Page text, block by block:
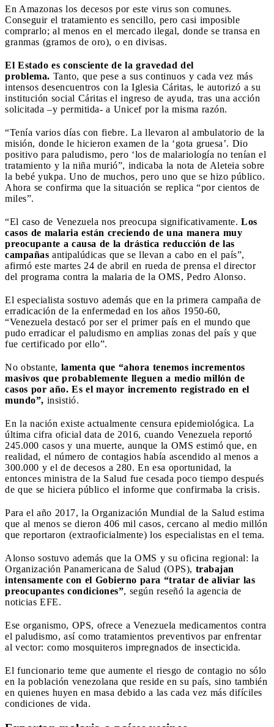
En Amazonas los decesos por este virus son comunes.
Conseguir el tratamiento es sencillo, pero casi imposible
comprarlo; al menos en el mercado ilegal, donde se transa en
granmas (gramos de oro), o en divisas.
El Estado es consciente de la gravedad del
problema. Tanto, que pese a sus continuos y cada vez más
intensos desencuentros con la Iglesia Cáritas, le autorizó a su
institución social Cáritas el ingreso de ayuda, tras una acción
solicitada –y permitida- a Unicef por la misma razón.
“Tenía varios días con fiebre. La llevaron al ambulatorio de la
misión, donde le hicieron examen de la ‘gota gruesa’. Dio
positivo para paludismo, pero ‘los de malariología no tenían el
tratamiento y la niña murió”, indicaba la nota de Aleteia sobre
la bebé yukpa. Uno de muchos, pero uno que se hizo público.
Ahora se confirma que la situación se replica “por cientos de
miles”.
“El caso de Venezuela nos preocupa significativamente. Los
casos de malaria están creciendo de una manera muy
preocupante a causa de la drástica reducción de las
campañas antipalúdicas que se llevan a cabo en el país”,
afirmó este martes 24 de abril en rueda de prensa el director
del programa contra la malaria de la OMS, Pedro Alonso.
El especialista sostuvo además que en la primera campaña de
erradicación de la enfermedad en los años 1950-60,
“Venezuela destacó por ser el primer país en el mundo que
pudo erradicar el paludismo en amplias zonas del país y que
fue certificado por ello”.
No obstante, lamenta que “ahora tenemos incrementos
masivos que probablemente lleguen a medio millón de
casos por año. Es el mayor incremento registrado en el
mundo”, insistió.
En la nación existe actualmente censura epidemiológica. La
última cifra oficial data de 2016, cuando Venezuela reportó
245.000 casos y una muerte, aunque la OMS estimó que, en
realidad, el número de contagios había ascendido al menos a
300.000 y el de decesos a 280. En esa oportunidad, la
entonces ministra de la Salud fue cesada poco tiempo después
de que se hiciera público el informe que confirmaba la crisis.
Para el año 2017, la Organización Mundial de la Salud estima
que al menos se dieron 406 mil casos, cercano al medio millón
que reportaron (extraoficialmente) los especialistas en el tema.
Alonso sostuvo además que la OMS y su oficina regional: la
Organización Panamericana de Salud (OPS), trabajan
intensamente con el Gobierno para “tratar de aliviar las
preocupantes condiciones”, según reseñó la agencia de
noticias EFE.
Ese organismo, OPS, ofrece a Venezuela medicamentos contra
el paludismo, así como tratamientos preventivos par enfrentar
al vector: como mosquiteros impregnados de insecticida.
El funcionario teme que aumente el riesgo de contagio no sólo
en la población venezolana que reside en su país, sino también
en quienes huyen en masa debido a las cada vez más difíciles
condiciones de vida.